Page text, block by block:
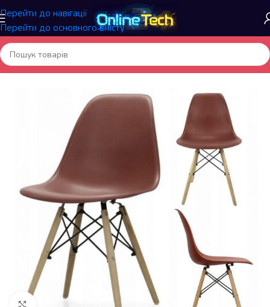
Перейти до навігації
Перейти до основного вмісту
Головна/Меблі та інтер'єр/Стільці для кухні
Натисніть, щоб збільшити